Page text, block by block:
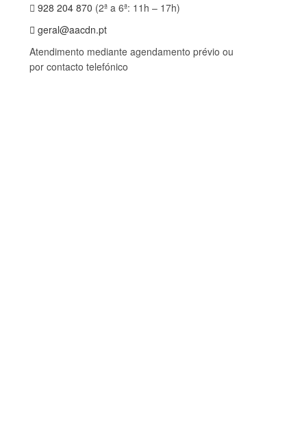
928 204 870 (2ª a 6ª: 11h – 17h)
geral@aacdn.pt
Atendimento mediante agendamento prévio ou
por contacto telefónico